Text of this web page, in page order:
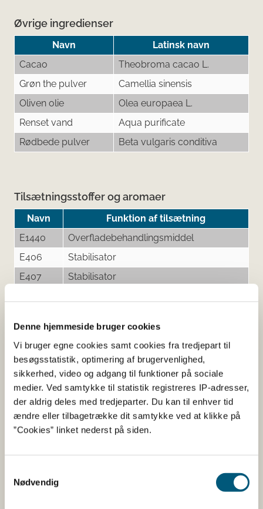
Denne hjemmeside bruger cookies
Vi bruger egne cookies samt cookies fra tredjepart til
besøgsstatistik, optimering af brugervenlighed,
sikkerhed, video og adgang til funktioner på sociale
medier. Ved samtykke til statistik registreres IP-adresser,
der aldrig deles med tredjeparter. Du kan til enhver tid
ændre eller tilbagetrække dit samtykke ved at klikke på
”Cookies” linket nederst på siden.
Nødvendig
Øvrige ingredienser
Navn
Latinsk navn
Cacao
Theobroma cacao L.
Grøn the pulver
Camellia sinensis
Oliven olie
Olea europaea L.
Renset vand
Aqua purificate
Rødbede pulver
Beta vulgaris conditiva
Tilsætningsstoffer og aromaer
Navn
Funktion af tilsætning
E1440
Overfladebehandlingsmiddel
E406
Stabilisator
E407
Stabilisator
Stabilisator
Her kan du finde detaljerede
oplysninger om det kosttilskud,
du har søgt på
anmeldt produktet.